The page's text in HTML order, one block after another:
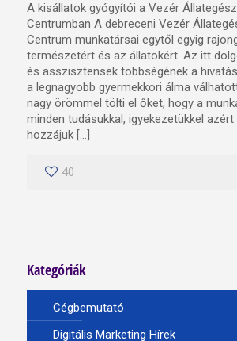
A kisállatok gyógyítói a Vezér
Centrumban A debreceni Vezér
Centrum munkatársai egytől egyig
természetért és az állatokért. Az itt
és asszisztensek többségének a
a legnagyobb gyermekkori álma
nagy örömmel tölti el őket, hogy a
minden tudásukkal, igyekezetükkel
hozzájuk […]
40
Kategóriák
Cégbemutató
Digitális Marketing Hírek